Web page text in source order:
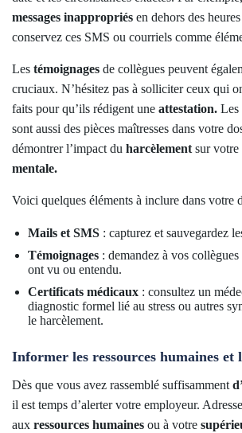
messages inappropriés en dehors des
conservez ces SMS ou courriels comme
Les témoignages de collègues peuvent
cruciaux. N’hésitez pas à solliciter ceux qui
faits pour qu’ils rédigent une attestation. Les
sont aussi des pièces maîtresses dans votre
démontrer l’impact du harcèlementsur votre
mentale.
Voici quelques éléments à inclure dans votre
Mails et SMS : capturez et sauvegardez
Témoignages : demandez à vos
ont vu ou entendu.
Certificats médicaux : consultez un
diagnostic formel lié au stress ou autres
le harcèlement.
Informer les ressources humaines et
Dès que vous avez rassemblé suffisamment
il est temps d’alerter votre employeur.
aux ressources humaines ou à votre